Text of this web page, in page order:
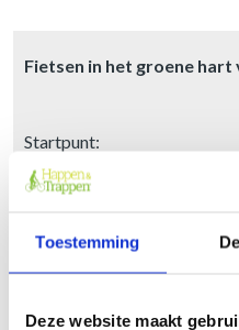
Toestemming
Deze website maakt
Fietsen in het groene hart
Startpunt:
Afstand:
BEKIJK